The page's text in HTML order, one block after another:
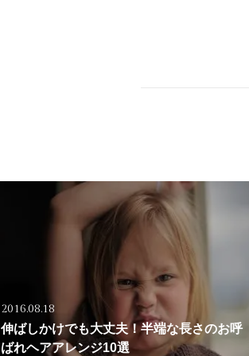
2016.08.18
伸ばしかけでも大丈夫！半端な長さのお呼
ばれヘアアレンジ10選